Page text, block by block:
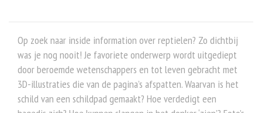
Op zoek naar inside information over reptielen? Zo dichtbij
was je nog nooit! Je favoriete onderwerp wordt uitgediept
door beroemde wetenschappers en tot leven gebracht met
3D-illustraties die van de pagina’s afspatten. Waarvan is het
schild van een schildpad gemaakt? Hoe verdedigt een